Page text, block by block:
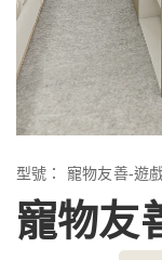
型號： 寵物友善-遊
寵物友